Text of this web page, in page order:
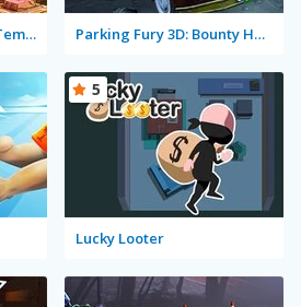
Bob the Robber 5: The Temple Adventure Parking Fury 3D: Bounty Hunter
Lucky Looter
5